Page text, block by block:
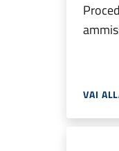
VAI